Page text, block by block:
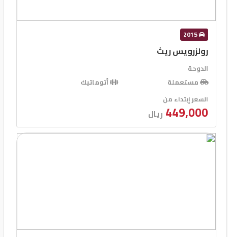
2015
رولزرويس ريث
الدوحة
مستعملة
أتوماتيك
السعر إبتداء من
449,000 ريال